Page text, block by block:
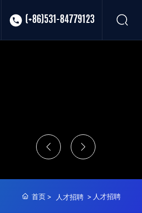
(+86)531-84779123
首页 人才招聘 人才招聘